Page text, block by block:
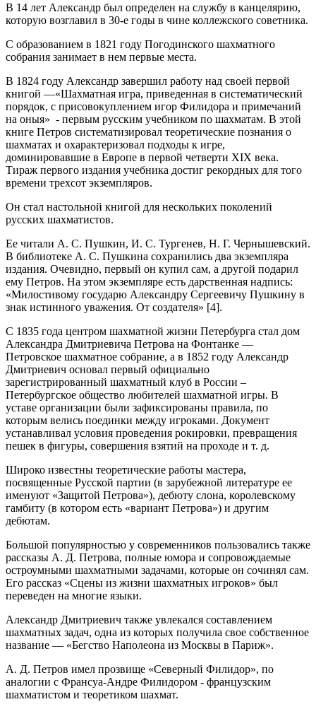
В 14 лет Александр был определен на службу в канцелярию,
которую возглавил в 30-е годы в чине коллежского советника.
С образованием в 1821 году Погодинского шахматного
собрания занимает в нем первые места.
В 1824 году Александр завершил работу над своей первой
книгой —«Шахматная игра, приведенная в систематический
порядок, с присовокуплением игор Филидора и примечаний
на оныя» - первым русским учебником по шахматам. В этой
книге Петров систематизировал теоретические познания о
шахматах и охарактеризовал подходы к игре,
доминировавшие в Европе в первой четверти XIX века.
Тираж первого издания учебника достиг рекордных для того
времени трехсот экземпляров.
Он стал настольной книгой для нескольких поколений
русских шахматистов.
Ее читали А. С. Пушкин, И. С. Тургенев, Н. Г. Чернышевский.
В библиотеке А. С. Пушкина сохранились два экземпляра
издания. Очевидно, первый он купил сам, а другой подарил
ему Петров. На этом экземпляре есть дарственная надпись:
«Милостивому государю Александру Сергеевичу Пушкину в
знак истинного уважения. От создателя» [4].
С 1835 года центром шахматной жизни Петербурга стал дом
Александра Дмитриевича Петрова на Фонтанке —
Петровское шахматное собрание, а в 1852 году Александр
Дмитриевич основал первый официально
зарегистрированный шахматный клуб в России –
Петербургское общество любителей шахматной игры. В
уставе организации были зафиксированы правила, по
которым велись поединки между игроками. Документ
устанавливал условия проведения рокировки, превращения
пешек в фигуры, совершения взятий на проходе и т. д.
Широко известны теоретические работы мастера,
посвященные Русской партии (в зарубежной литературе ее
именуют «Защитой Петрова»), дебюту слона, королевскому
гамбиту (в котором есть «вариант Петрова») и другим
дебютам.
Большой популярностью у современников пользовались также
рассказы А. Д. Петрова, полные юмора и сопровождаемые
остроумными шахматными задачами, которые он сочинял сам.
Его рассказ «Сцены из жизни шахматных игроков» был
переведен на многие языки.
Александр Дмитриевич также увлекался составлением
шахматных задач, одна из которых получила свое собственное
название — «Бегство Наполеона из Москвы в Париж».
А. Д. Петров имел прозвище «Северный Филидор», по
аналогии с Франсуа-Андре Филидором - французским
шахматистом и теоретиком шахмат.